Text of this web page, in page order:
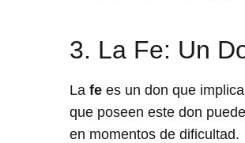
3. La Fe: Un
La fe es un don que
que poseen este don
en momentos de dificultad.